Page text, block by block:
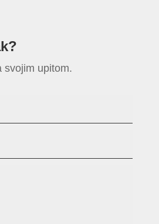
svojim upitom.